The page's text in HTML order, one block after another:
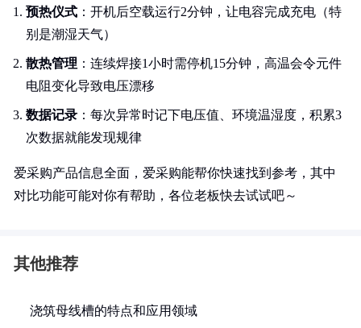
预热仪式 ：开机后空载运行2分钟，让电容完成充电（特
别是潮湿天气）
散热管理 ：连续焊接1小时需停机15分钟，高温会令元件
电阻变化导致电压漂移
数据记录 ：每次异常时记下电压值、环境温湿度，积累3
次数据就能发现规律
爱采购产品信息全面，爱采购能帮你快速找到参考，其中
对比功能可能对你有帮助，各位老板快去试试吧～
其他推荐
浇筑母线槽的特点和应用领域